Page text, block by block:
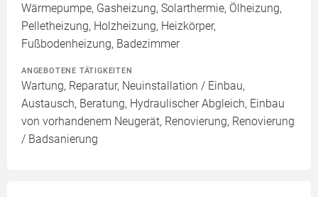
Wärmepumpe, Gasheizung, Solarthermie, Ölheizung,
Pelletheizung, Holzheizung, Heizkörper,
Fußbodenheizung, Badezimmer
ANGEBOTENE TÄTIGKEITEN
Wartung, Reparatur, Neuinstallation / Einbau,
Austausch, Beratung, Hydraulischer Abgleich, Einbau
von vorhandenem Neugerät, Renovierung, Renovierung
/ Badsanierung